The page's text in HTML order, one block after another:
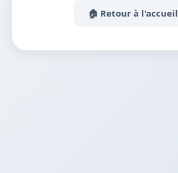
🏠 Retour à l'accueil